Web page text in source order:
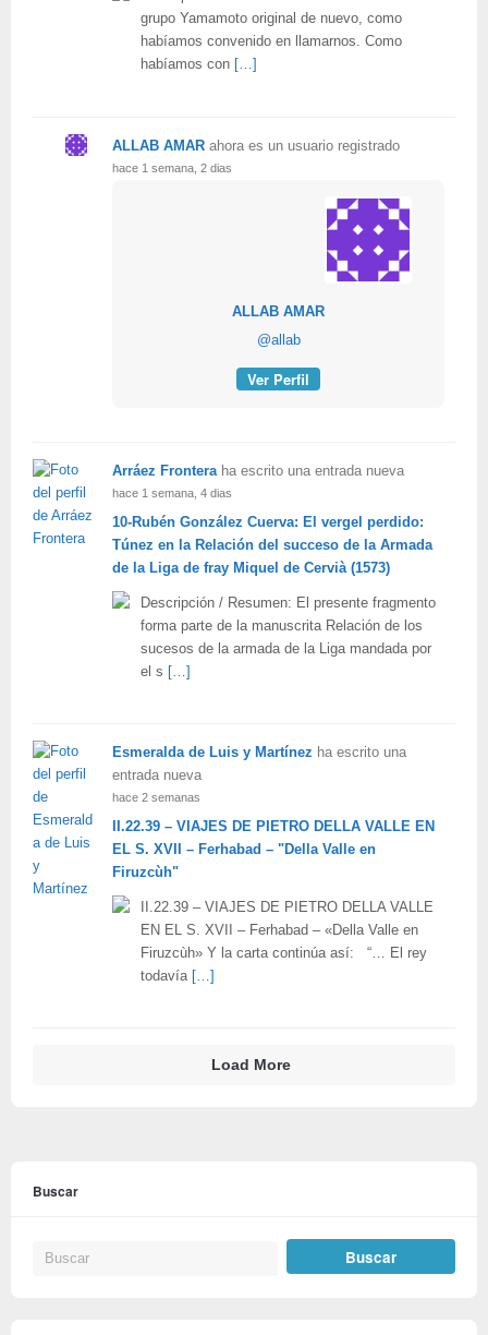
grupo Yamamoto original de nuevo, como
habíamos convenido en llamarnos. Como
habíamos con […]
ALLAB AMAR ahora es un usuario registrado
hace 1 semana, 2 dias
ALLAB AMAR
@allab
Ver Perfil
Arráez Fronteraha escrito una entrada nueva
hace 1 semana, 4 dias
10-Rubén González Cuerva: El vergel perdido:
Túnez en la Relación del succeso de la Armada
de la Liga de fray Miquel de Cervià (1573)
Descripción / Resumen: El presente fragmento
forma parte de la manuscrita Relación de los
sucesos de la armada de la Liga mandada por
el s […]
Esmeralda de Luis y Martínez ha escrito una
entrada nueva
hace 2 semanas
II.22.39 – VIAJES DE PIETRO DELLA VALLE EN
EL S. XVII – Ferhabad – "Della Valle en
Firuzcùh"
II.22.39 – VIAJES DE PIETRO DELLA VALLE
EN EL S. XVII – Ferhabad – «Della Valle en
Firuzcùh» Y la carta continúa así: “… El rey
todavía […]
Load More
Buscar